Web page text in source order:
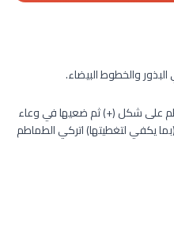
والخطوط البيضاء.
على شكل (+) ثم ضعيها في وعاء
يكفي لتغطيتها) اتركي الطماطم